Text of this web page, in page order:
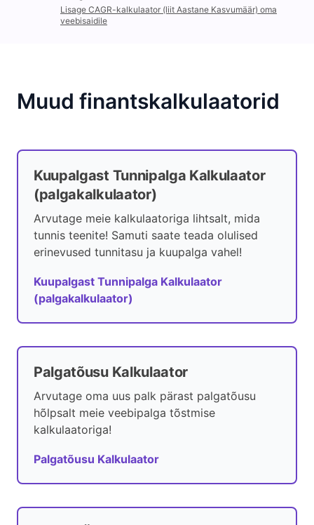
Lisage CAGR-kalkulaator (liit Aastane Kasvumäär) oma
veebisaidile
Muud finantskalkulaatorid
Kuupalgast Tunnipalga Kalkulaator
(palgakalkulaator)
Arvutage meie kalkulaatoriga lihtsalt, mida
tunnis teenite! Samuti saate teada olulised
erinevused tunnitasu ja kuupalga vahel!
Kuupalgast Tunnipalga Kalkulaator
(palgakalkulaator)
Palgatõusu Kalkulaator
Arvutage oma uus palk pärast palgatõusu
hõlpsalt meie veebipalga tõstmise
kalkulaatoriga!
Palgatõusu Kalkulaator